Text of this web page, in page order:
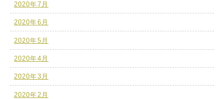
2020年7月
2020年6月
2020年5月
2020年4月
2020年3月
2020年2月